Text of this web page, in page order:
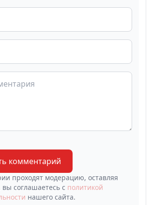
комментарий
проходят модерацию, оставляя
соглашаетесь с политикой
нашего сайта.